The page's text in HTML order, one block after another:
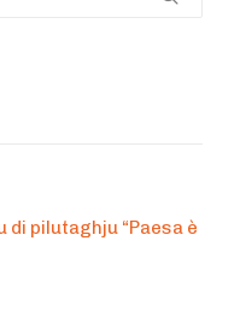
pilutaghju “Paesa è